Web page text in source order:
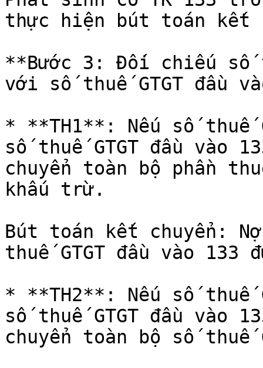
thực hiện bút toán kết
**Bước 3: Đối chiếu số
với số thuế GTGT đầu
* **TH1**: Nếu số thuế
số thuế GTGT đầu vào
chuyển toàn bộ phần
khấu trừ.
Bút toán kết chuyển:
thuế GTGT đầu vào 133
* **TH2**: Nếu số thuế
số thuế GTGT đầu vào
chuyển toàn bộ số thuế